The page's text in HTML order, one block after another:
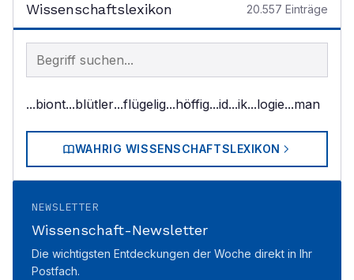
Wissenschaftslexikon 20.557 Einträge
Begriff im Lexikon suchen
...biont...blütler...flügelig...höffig...id...ik...logie...man
WAHRIG WISSENSCHAFTSLEXIKON
NEWSLETTER
Wissenschaft-Newsletter
Die wichtigsten Entdeckungen der Woche direkt in Ihr
Postfach.